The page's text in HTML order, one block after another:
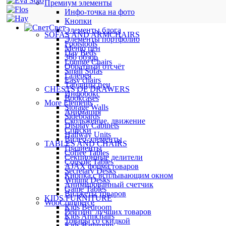
Премиум элементы
Инфо-точка на фото
Кнопки
Элементы блога
Элементы портфолио
Меню цен
360 обзор
Обратный отсчёт
Галерея
Таблицы цен
Инфобокс
More Elements
Анимация
Скольжение, движение
Списки
Видео-элементы
Градиенты
Секционные делители
AJAX форма товаров
Кнопка с всплывающим окном
Анимированный счетчик
Виджеты товаров
WooCommerce
Рейтинг лучших товаров
Товары со скидкой
Свет
SOFAS AND ARMCHAIRS
Footstools
Day Beds
Lounge Chairs
Small Sofas
Easy chairs
CHESTS OF DRAWERS
Bookcases
Storage Walls
Sideboards
Display Cabinets
Hallway Units
TABLES AND CHAIRS
Coffee Tables
Console Tables
Secretary Desks
Writing Desks
Game Tables
KIDS FURNITURE
Kids Bedroom
Kids Armchairs